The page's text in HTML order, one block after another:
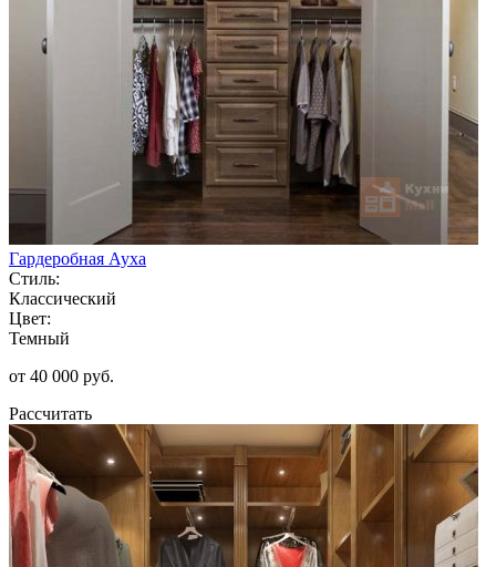
Гардеробная Ауха
Стиль:
Классический
Цвет:
Темный
от 40 000 руб.
Рассчитать